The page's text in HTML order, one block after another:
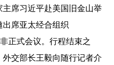
席习近平赴美国旧金山举
席亚太经合组织
正式会议。行程结束之
交部长王毅向随行记者介